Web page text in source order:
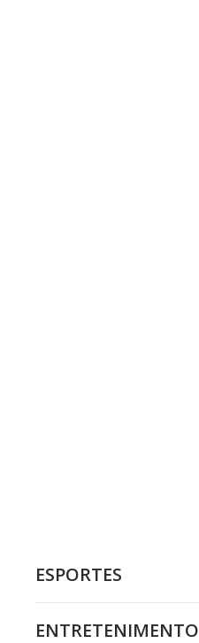
ESPORTES
ENTRETENIMENTO